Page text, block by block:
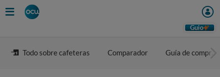
Guio
Todo sobre cafeteras Comparador Guía de compra